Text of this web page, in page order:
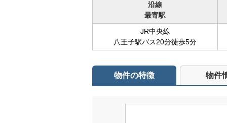
沿線
最寄駅
JR中央線
八王子駅バス20分徒歩5分
物件の特徴 物件